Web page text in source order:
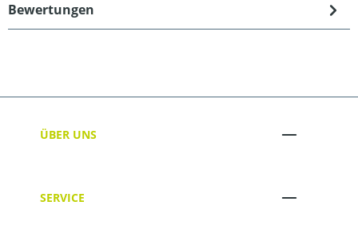
Bewertungen
ÜBER UNS
SERVICE